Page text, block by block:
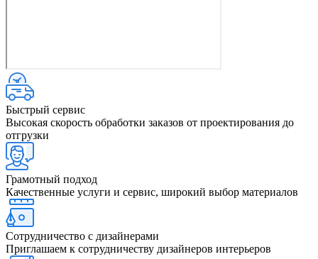
Быстрый сервис
Высокая скорость обработки заказов от проектирования до
отгрузки
Грамотный подход
Качественные услуги и сервис, широкий выбор материалов
Сотрудничество с дизайнерами
Приглашаем к сотрудничеству дизайнеров интерьеров